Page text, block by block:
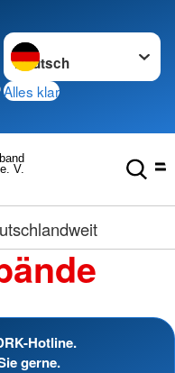
Sprache wechseln zu
Alles klar
V.
Hotline.
gerne.